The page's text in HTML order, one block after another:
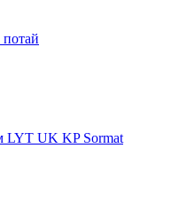
LYT UK KP Sormat